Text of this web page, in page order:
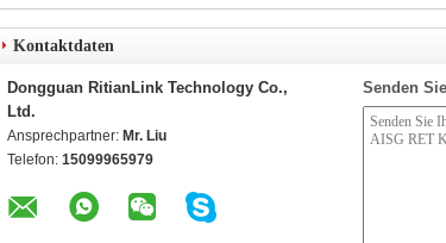
Kontaktdaten
Dongguan RitianLink Technology Co.,
Ltd.
Ansprechpartner: Mr. Liu
Telefon: 15099965979
Senden